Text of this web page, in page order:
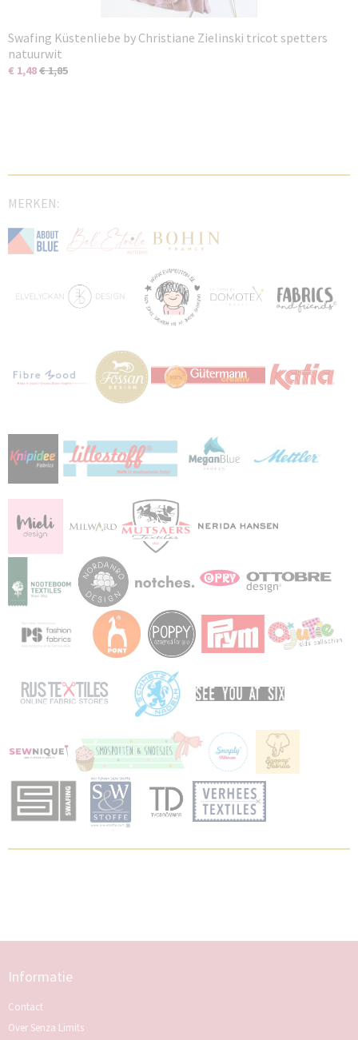
Swafing Küstenliebe by Christiane Zielinski tricot spetters
natuurwit
€ 1,48€ 1,85
MERKEN:
Informatie
Contact
Over Senza Limits